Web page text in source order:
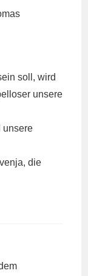
soll, wird
unsere
unsere
die